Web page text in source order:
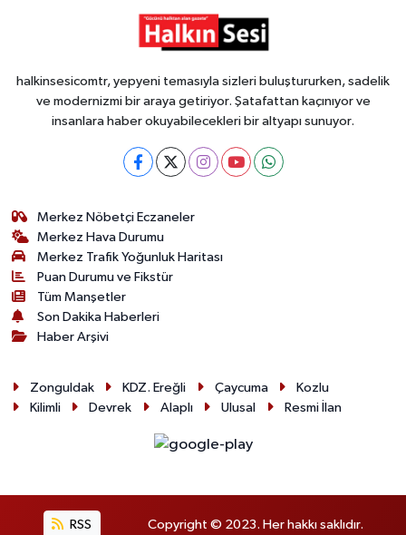
halkinsesicomtr, yepyeni temasıyla sizleri buluştururken, sadelik
ve modernizmi bir araya getiriyor. Şatafattan kaçınıyor ve
insanlara haber okuyabilecekleri bir altyapı sunuyor.
Merkez Nöbetçi Eczaneler
Merkez Hava Durumu
Merkez Trafik Yoğunluk Haritası
Puan Durumu ve Fikstür
Tüm Manşetler
Son Dakika Haberleri
Haber Arşivi
Zonguldak KDZ. Ereğli Çaycuma
Kozlu
Kilimli
Devrek Alaplı Ulusal Resmi İlan
RSS Copyright © 2023. Her hakkı saklıdır.